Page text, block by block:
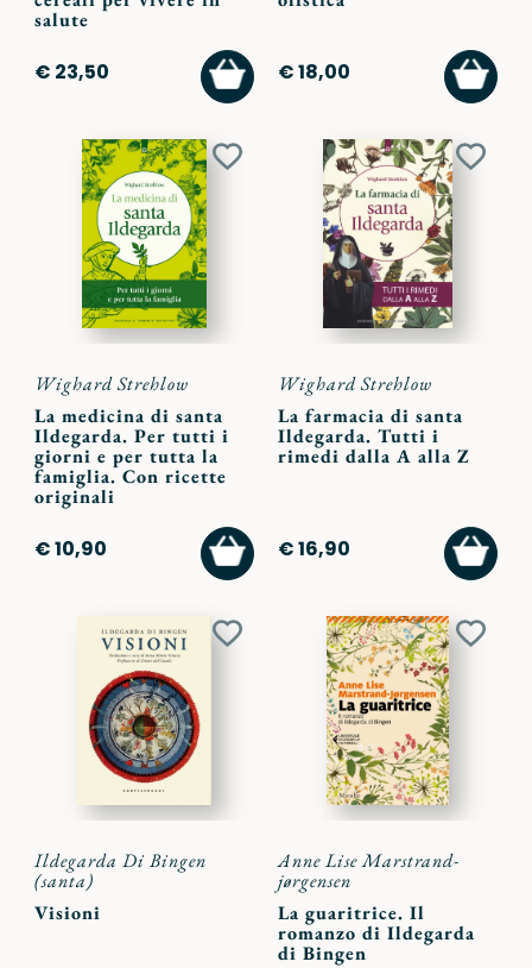
salute
€ 23,50
AGGIUNGI
AL
CARRELLO
€ 18,00
AL
Aggiungi
Wighard Strehlow
La medicina di santa
Ildegarda. Per tutti i
giorni e per tutta la
famiglia. Con ricette
originali
€ 10,90
AGGIUNGI
AL
CARRELLO
Wighard Strehlow
La farmacia di santa
Ildegarda. Tutti i
rimedi dalla A alla Z
€ 16,90
AL
Aggiungi
Ildegarda Di Bingen
(santa)
Visioni
Anne Lise Marstrand-
jørgensen
La guaritrice. Il
romanzo di Ildegarda
di Bingen